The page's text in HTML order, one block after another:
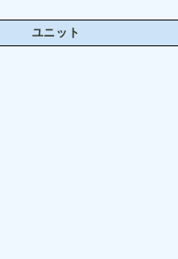
ユニット